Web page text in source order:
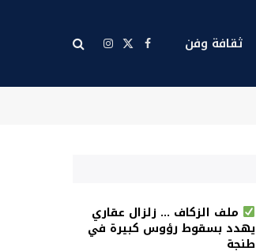
ثقافة وفن فيسبوك
X الانستغرام
ملف الزكاف … زلزال عقاري
يهدد بسقوط رؤوس كبيرة في
طنجة